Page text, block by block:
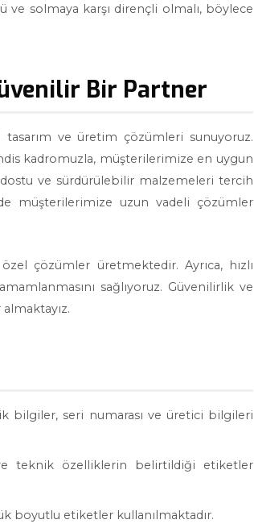
ve solmaya karşı dirençli olmalı, böylece
Bir Partner
ve üretim çözümleri sunuyoruz.
kadromuzla, müşterilerimize en uygun
ve sürdürülebilir malzemeleri tercih
müşterilerimize uzun vadeli çözümler
çözümler üretmektedir. Ayrıca, hızlı
sağlıyoruz. Güvenilirlik ve
bilgiler, seri numarası ve üretici bilgileri
teknik özelliklerin belirtildiği etiketler
boyutlu etiketler kullanılmaktadır.